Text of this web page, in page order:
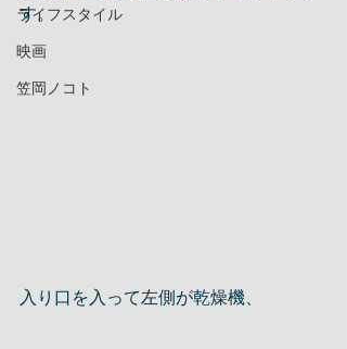
ライフスタイル
映画
笠岡ノコト
す。
入り口を入って左側が乾燥機、